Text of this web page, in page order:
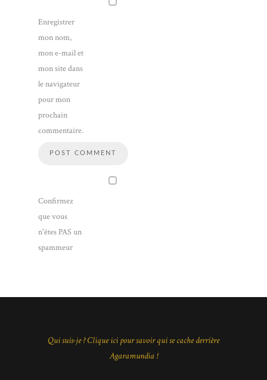
Enregistrer
mon nom,
mon e-mail et
mon site dans
le navigateur
pour mon
prochain
commentaire.
Confirmez
que vous
n'êtes PAS un
spammeur
Qui suis-je ? Clique ici pour savoir qui se cache derrière
Agaramundia !